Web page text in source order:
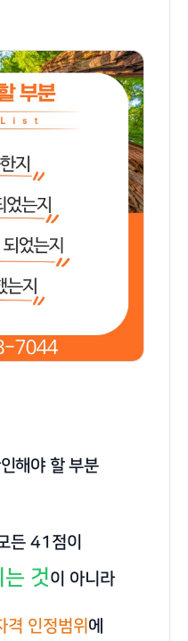
해야 할 부분
든 41점이
것이 아니라
격 인정범위 에